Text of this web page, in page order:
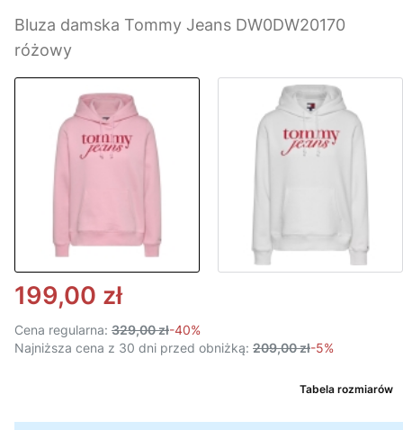
Bluza damska Tommy Jeans DW0DW20170
różowy
199,00 zł
Cena regularna: 329,00 zł-40%
Najniższa cena z 30 dni przed obniżką: 209,00 zł-5%
Tabela rozmiarów